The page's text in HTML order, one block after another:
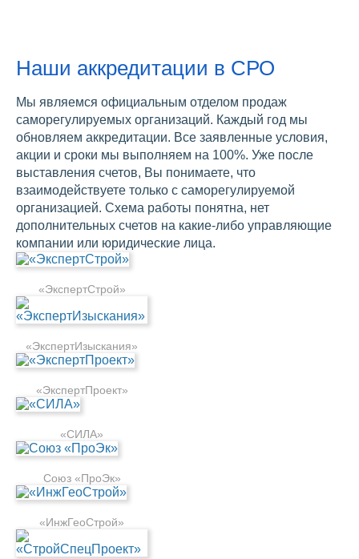
Наши аккредитации в СРО
Мы являемся официальным отделом продаж
саморегулируемых организаций. Каждый год мы
обновляем аккредитации. Все заявленные условия,
акции и сроки мы выполняем на 100%. Уже после
выставления счетов, Вы понимаете, что
взаимодействуете только с саморегулируемой
организацией. Схема работы понятна, нет
дополнительных счетов на какие-либо управляющие
компании или юридические лица.
«ЭкспертСтрой»
«ЭкспертИзыскания»
«ЭкспертПроект»
«СИЛА»
Союз «ПроЭк»
«ИнжГеоСтрой»